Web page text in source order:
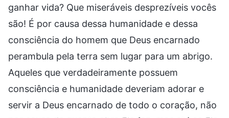
ganhar vida? Que miseráveis desprezíveis vocês
são! É por causa dessa humanidade e dessa
consciência do homem que Deus encarnado
perambula pela terra sem lugar para um abrigo.
Aqueles que verdadeiramente possuem
consciência e humanidade deveriam adorar e
servir a Deus encarnado de todo o coração, não